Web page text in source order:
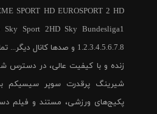
SPORT HD EUROSPORT 2 HD
Sky Sport 2HD Sky Bundesliga1
1.2.3.4.5.6.7.8 و صدها کانال
زنده و با کیفیت عالی، در دسترس
شیرینگ پرقدرت سوپر سیسیکم
پکیج‌های ورزشی، مستند و فیلم